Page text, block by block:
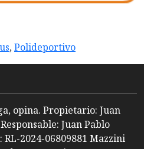
,Polideportivo
opina. Propietario: Juan
Juan Pablo
2024-06809881 Mazzini